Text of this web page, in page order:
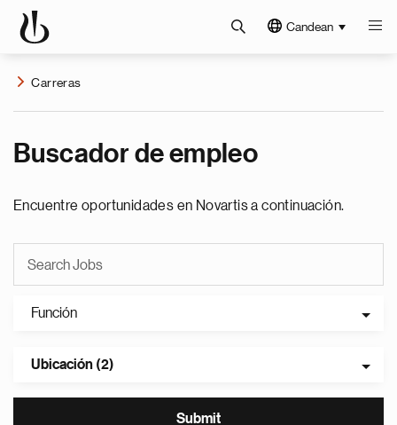
Candean
Carreras
Buscador de empleo
Encuentre oportunidades en Novartis a continuación.
Función
Ubicación (2)